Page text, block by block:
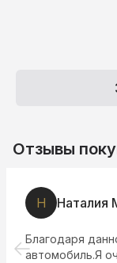
Отзывы
Н Наталия
Благодаря
автомобиль.Я